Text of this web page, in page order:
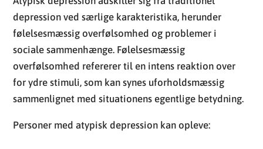
for ydre stimuli, som kan synes uforholdsmæssig
sammenlignet med situationens egentlige betydning.
Personer med atypisk depression kan opleve:
Forstærket følelsesmæssig reaktion– Små
skuffelser eller afvisninger kan virke
tristhed eller frustration.